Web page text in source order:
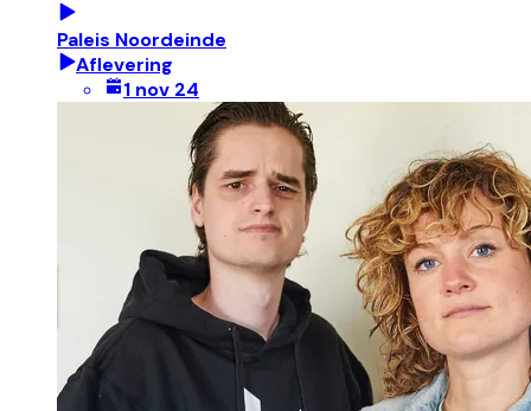
Paleis Noordeinde
Aflevering
1 nov 24